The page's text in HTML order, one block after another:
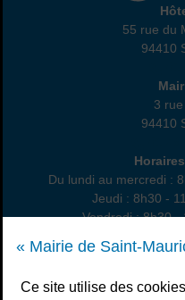
« Mairie de Saint-
Ce site utilise des
Hôtel
55 rue du
94410
3
94410
Du lundi au mercredi :
Jeudi : 8h30 -
Vendredi : 8h30
Un samedi par mois :